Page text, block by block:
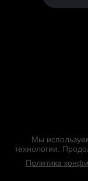
Мы
технологии.
Политика